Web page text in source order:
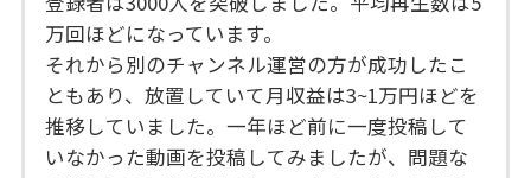
万回ほどになっています。
それから別のチャンネル運営の方が成功したこ
ともあり、放置していて月収益は3~1万円ほどを
推移していました。一年ほど前に一度投稿して
いなかった動画を投稿してみましたが、問題な